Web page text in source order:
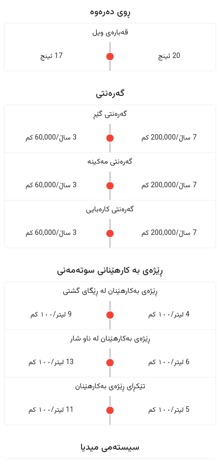
ڕوی دەرەوە
قەبارەی ویل
20 ئینج 17 ئینج
گەرەنتی
گەرەنتی گێڕ
7 ساڵ/200,000 کم 3 ساڵ/60,000 کم
گەرەنتی مەکینە
7 ساڵ/200,000 کم 3 ساڵ/60,000 کم
گەرەنتی کارەبایی
7 ساڵ/200,000 کم 3 ساڵ/60,000 کم
ڕێژەى به کارهێنانی سوتەمەنی
ڕێژەى بەکارهێنان له ڕێگای گشتی
4 لیتر/١٠٠ کم 9 لیتر/١٠٠ کم
ڕێژەى بەکارهێنان له ناو شار
6 لیتر/١٠٠ کم 13 لیتر/١٠٠ کم
تێکڕای ڕێژەى بەکارهێنان
5 لیتر/١٠٠ کم 11 لیتر/١٠٠ کم
سیستەمی میدیا